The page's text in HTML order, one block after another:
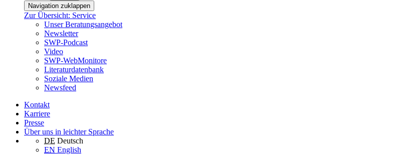
Navigation zuklappen
Zur Übersicht: Service
Unser Beratungsangebot
Newsletter
SWP-Podcast
Video
SWP-WebMonitore
Literaturdatenbank
Soziale Medien
Newsfeed
Kontakt
Karriere
Presse
Über uns in leichter Sprache
DE Deutsch
EN English